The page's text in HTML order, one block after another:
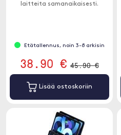
laitteita samanaikaisesti.
Etätallennus, noin 3-8 arkisin
38.90 € 45.90 €
Lisää ostoskoriin